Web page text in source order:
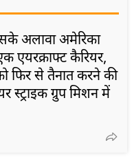
अलावा अमेरिका
एयरक्राफ्ट कैरियर,
फिर से तैनात करने की
स्ट्राइक ग्रुप मिशन में